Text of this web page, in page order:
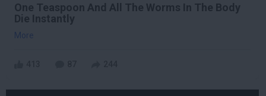
One Teaspoon And All The Worms In The Body
Die Instantly
More